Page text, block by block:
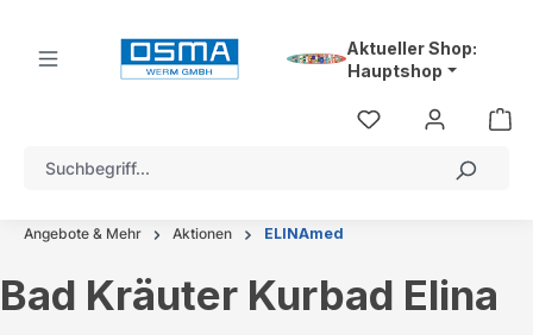
Aktueller Shop:
Hauptshop
Angebote & Mehr Aktionen ELINAmed
Bad Kräuter Kurbad Elina